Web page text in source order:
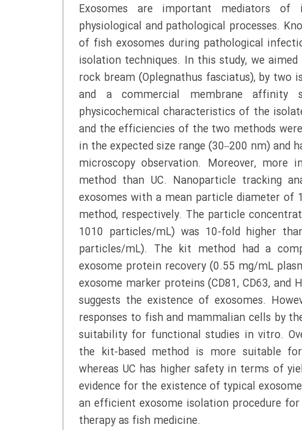
Exosomes are important mediators of
physiological and pathological processes.
of fish exosomes during pathological
isolation techniques. In this study, we
rock bream (Oplegnathus fasciatus), by
and a commercial membrane affinity
physicochemical characteristics of the
and the efficiencies of the two methods
in the expected size range (30–200 nm) and
microscopy observation. Moreover, more
method than UC. Nanoparticle tracking
exosomes with a mean particle diameter of
method, respectively. The particle
1010 particles/mL) was 10-fold higher
particles/mL). The kit method had a
exosome protein recovery (0.55 mg/mL
exosome marker proteins (CD81, CD63,
suggests the existence of exosomes.
responses to fish and mammalian cells by
suitability for functional studies in vitro.
the kit-based method is more suitable
whereas UC has higher safety in terms of
evidence for the existence of typical
an efficient exosome isolation procedure
therapy as fish medicine.